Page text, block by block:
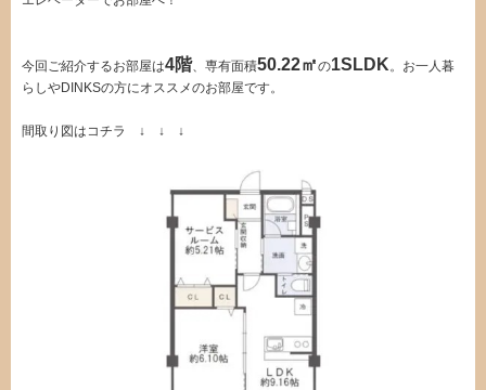
今回ご紹介するお部屋は4階、専有面積50.22㎡の1SLDK。お一人暮
らしやDINKSの方にオススメのお部屋です。
間取り図はコチラ ↓ ↓ ↓